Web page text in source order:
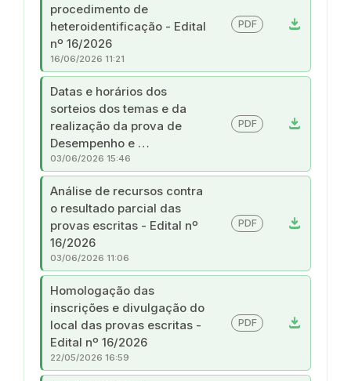
procedimento de
heteroidentificação - Edital
nº 16/2026
download
PDF
16/06/2026 11:21
Datas e horários dos
sorteios dos temas e da
realização da prova de
Desempenho e …
download
PDF
03/06/2026 15:46
Análise de recursos contra
o resultado parcial das
provas escritas - Edital nº
16/2026
download
PDF
03/06/2026 11:06
Homologação das
inscrições e divulgação do
local das provas escritas -
Edital nº 16/2026
download
PDF
22/05/2026 16:59